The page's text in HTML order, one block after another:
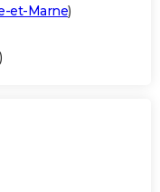
et-Marne)
)